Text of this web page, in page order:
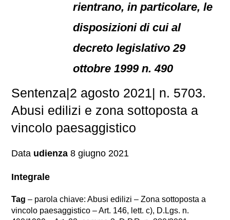
rientrano, in particolare, le
disposizioni di cui al
decreto legislativo 29
ottobre 1999 n. 490
Sentenza|2 agosto 2021| n. 5703.
Abusi edilizi e zona sottoposta a
vincolo paesaggistico
Data udienza 8 giugno 2021
Integrale
Tag – parola chiave: Abusi edilizi – Zona sottoposta a
vincolo paesaggistico – Art. 146, lett. c), D.Lgs. n.